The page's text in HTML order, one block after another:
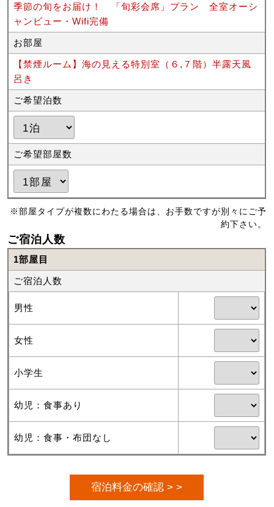
季節の旬をお届け！ 「旬彩会席」プラン 全室オーシ
ャンビュー・Wifi完備
お部屋
【禁煙ルーム】海の見える特別室（６,７階）半露天風
呂き
ご希望泊数
ご希望部屋数
※部屋タイプが複数にわたる場合は、お手数ですが別々にご予
約下さい。
ご宿泊人数
1部屋目
ご宿泊人数
男性
女性
小学生
幼児：食事あり
幼児：食事・布団なし
宿泊料金の確認 > >